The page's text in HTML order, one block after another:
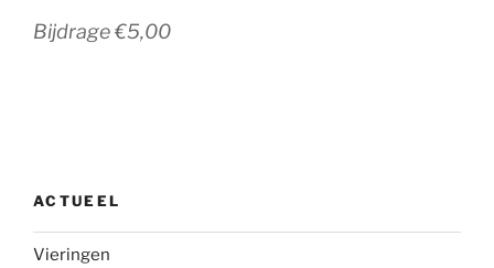
Bijdrage €5,00
ACTUEEL
Vieringen